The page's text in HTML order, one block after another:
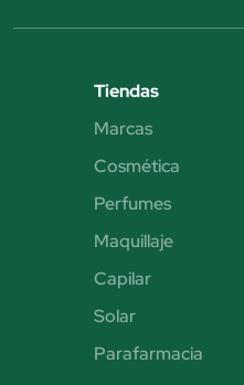
Tiendas
Marcas
Cosmética
Perfumes
Maquillaje
Capilar
Solar
Parafarmacia